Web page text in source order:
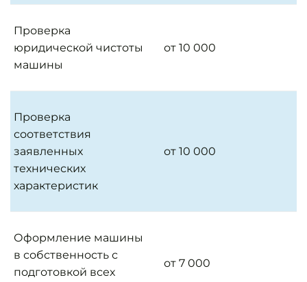
Проверка
юридической чистоты
машины
от 10 000
Проверка
соответствия
заявленных
технических
характеристик
от 10 000
Оформление машины
в собственность с
подготовкой всех
от 7 000